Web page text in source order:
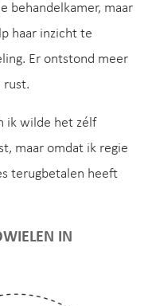
behandelkamer, maar
haar inzicht te
Er ontstond meer
rust.
ik wilde het zélf
maar omdat ik regie
terugbetalen heeft
IN